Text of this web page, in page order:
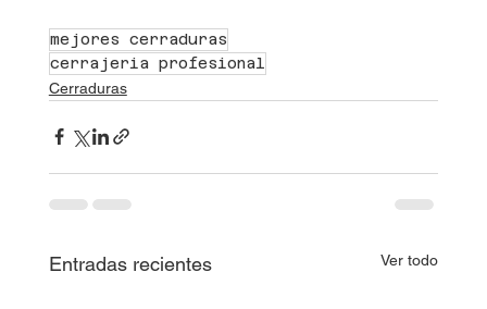
mejores cerraduras
cerrajeria profesional
Cerraduras
Entradas recientes Ver todo